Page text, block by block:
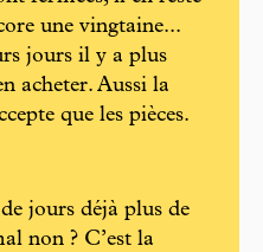
une vingtaine...
jours il y a plus
acheter. Aussi la
que les pièces.
jours déjà plus de
non ? C’est la